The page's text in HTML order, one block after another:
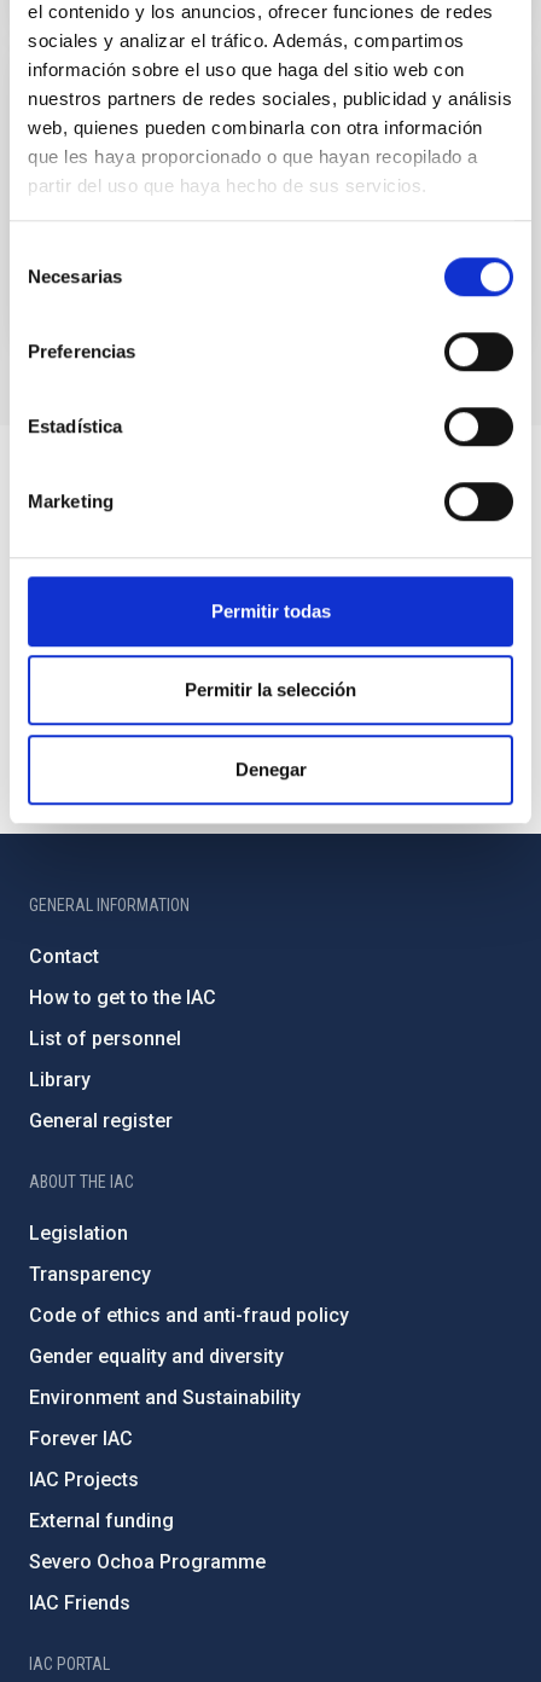
el contenido y los anuncios, ofrecer funciones de redes
sociales y analizar el tráfico. Además, compartimos
información sobre el uso que haga del sitio web con
nuestros partners de redes sociales, publicidad y análisis
web, quienes pueden combinarla con otra información
que les haya proporcionado o que hayan recopilado a
partir del uso que haya hecho de sus servicios.
Necesarias
Preferencias
Estadística
Marketing
Permitir todas
Permitir la selección
Denegar
DIGITAL CONTENT
UNIVERSE 2007. Marte
UNIVERSE 2007. Marte
GENERAL INFORMATION
Contact
How to get to the IAC
List of personnel
Library
General register
ABOUT THE IAC
Legislation
Transparency
Code of ethics and anti-fraud policy
Gender equality and diversity
Environment and Sustainability
Forever IAC
IAC Projects
External funding
Severo Ochoa Programme
IAC Friends
IAC PORTAL